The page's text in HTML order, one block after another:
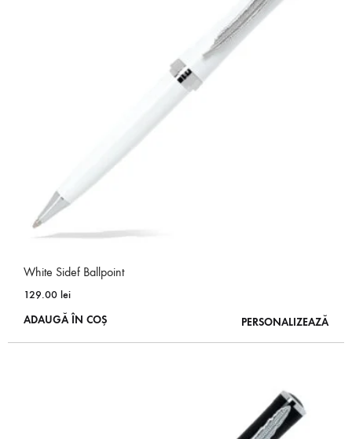
White Sidef Ballpoint
129.00 lei
ADAUGĂ ÎN COȘ
PERSONALIZEAZĂ